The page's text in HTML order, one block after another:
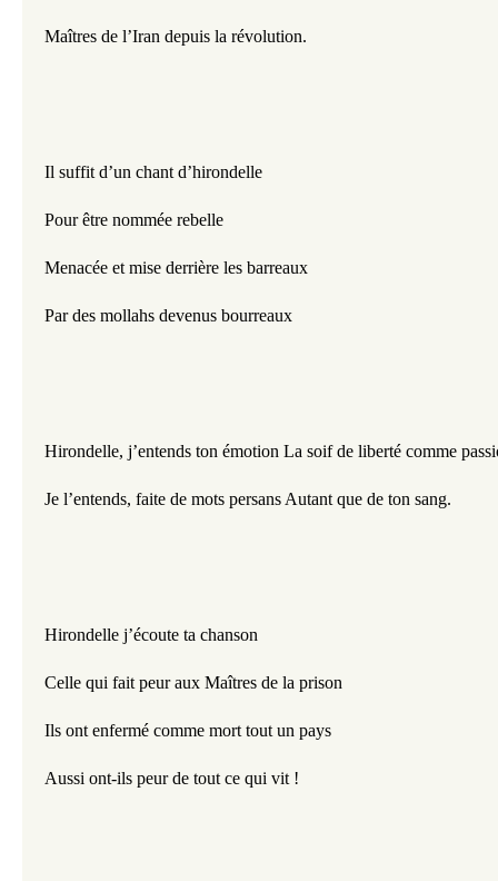
Maîtres de l’Iran depuis la révolution.
Il suffit d’un chant d’hirondelle
Pour être nommée rebelle
Menacée et mise derrière les barreaux
Par des mollahs devenus bourreaux
Hirondelle, j’entends ton émotion La soif de liberté comme
Je l’entends, faite de mots persans Autant que de ton sang.
Hirondelle j’écoute ta chanson
Celle qui fait peur aux Maîtres de la prison
Ils ont enfermé comme mort tout un pays
Aussi ont-ils peur de tout ce qui vit !